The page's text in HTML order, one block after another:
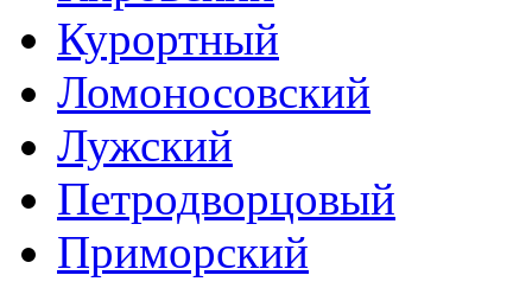
Курортный
Ломоносовский
Лужский
Петродворцовый
Приморский